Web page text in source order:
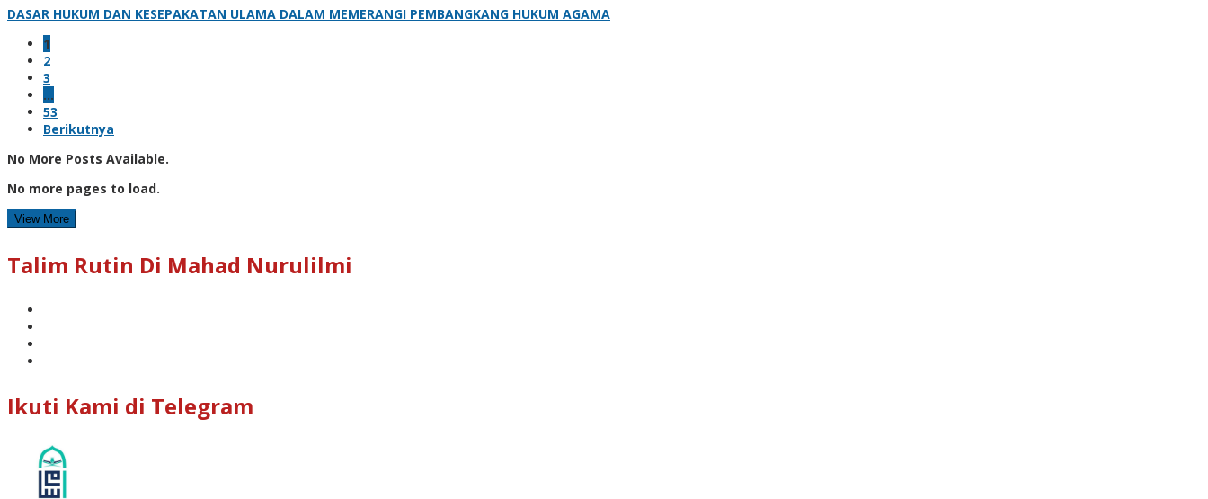
DASAR HUKUM DAN KESEPAKATAN ULAMA DALAM MEMERANGI PEMBANGKANG HUKUM AGAMA
1
2
3
…
53
Berikutnya
No More Posts Available.
No more pages to load.
View More
Talim Rutin Di Mahad Nurulilmi
Ikuti Kami di Telegram